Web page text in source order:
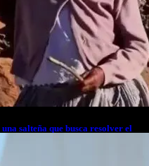
salteña que busca resolver el